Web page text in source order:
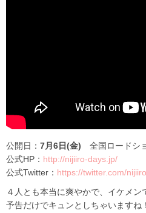
公開日： 7月6日(金) 全国ロードシ
公式HP： http://nijiiro-days.jp/
公式Twitter： https://twitter.com/
４人とも本当に爽やかで、イケメン
予告だけでキュンとしちゃいますね